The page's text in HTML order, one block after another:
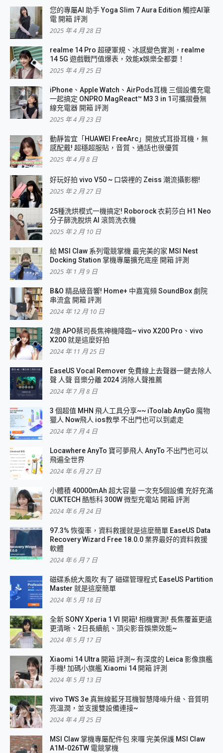
您的專屬AI 助手 Yoga Slim 7 Aura Edition 觸控AI筆
電 開箱 評測
2025 年 4 月 28 日
realme 14 Pro 超硬軍規、冰感變色實測，realme
14 5G 遊戲戰鬥值爆表，效能x娛樂全都要！
2025 年 4 月 25 日
iPhone、Apple Watch、AirPods耳機 三個設備充電
一起搞定 ONPRO MagReact™ M3 3 in 1可攜摺疊無
線充電器 開箱 評測
2025 年 4 月 23 日
動靜皆宜「HUAWEI FreeArc」開放式耳掛耳機，無
感配戴! 超穩超服貼，音質、通話也很優質
2025 年 4 月 8 日
好玩好拍 vivo V50 ~ 口袋裡的 Zeiss 潮流攝影棚!
2025 年 2 月 27 日
25種洗烘模式一機搞定! Roborock 衣莉莎白 H1 Neo
分子篩洗脫烘 AI 滾筒洗衣機
2025 年 2 月 10 日
給 MSI Claw 系列電競掌機 最完美的家 MSI Nest
Docking Station 掌機專屬擴充底座 開箱 評測
2025 年 1 月 9 日
B&O 精品級音響! Home+ 中嘉寬頻 SoundBox 劇院
串流盒 開箱 評測
2024 年 12 月 10 日
2億 APO蔡司長焦神機降臨~ vivo X200 Pro、vivo
X200 就是這麼好拍
2024 年 11 月 25 日
EaseUS Vocal Remover 免費線上去聲器一鍵去除人
聲 人聲 音樂分離 2024 消除人聲推薦
2024 年 7 月 8 日
3 個超值 MHN 飛人工具分享~~ iToolab AnyGo 魔物
獵人 Now飛人 ios教學 不出門也可以到處走
2024 年 7 月 4 日
Locawhere AnyTo 寶可夢飛人 AnyTo 不出門也可以
飛遍全世界
2024 年 6 月 27 日
小體積 40000mAh 超大容量 一次充5個設備 充好充滿
CUKTECH 酷態科 300W 微型充電站 開箱 評測
2024 年 6 月 24 日
97.3% 恢復率，資料救援就是這麼簡單 EaseUS Data
Recovery Wizard Free 18.0.0 業界最好的資料救援
軟體
2024 年 6 月 7 日
磁碟系統大風吹 有了 磁碟管理程式 EaseUS Partition
Master 就是這麼簡單
2024 年 5 月 18 日
全新 SONY Xperia 1 VI 開箱! 相機實測! 長焦覆蓋更遠
更清晰、2日長續航、頂尖影音娛樂效能~
2024 年 5 月 17 日
Xiaomi 14 Ultra 開箱 評測~ 有深度的 Leica 影像旗艦
手機! 加碼小旗艦 Xiaomi 14 開箱 評測
2024 年 5 月 13 日
vivo TWS 3e 真無線藍牙耳機智慧降噪升級、音質明
亮溫潤，並支援雙設備連接~
2024 年 4 月 25 日
MSI Claw 掌機專屬配件包 來囉 完美保護 MSI Claw
A1M-026TW 電競掌機